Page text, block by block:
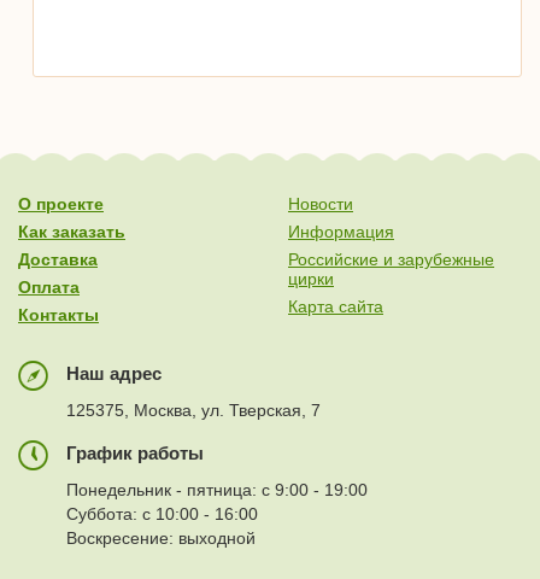
О проекте
Как заказать
Доставка
Оплата
Контакты
Новости
Информация
Российские и зарубежные
цирки
Карта сайта
Наш адрес
125375, Москва, ул. Тверская, 7
График работы
Понедельник - пятница: с 9:00 - 19:00
Суббота: с 10:00 - 16:00
Воскресение: выходной